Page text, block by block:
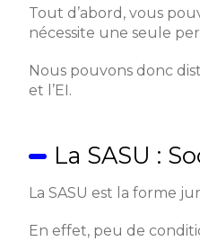
Tout d’abord, vous
nécessite une seule
Nous pouvons donc
et l’EI.
La SASU :
La SASU est la forme
En effet, peu de